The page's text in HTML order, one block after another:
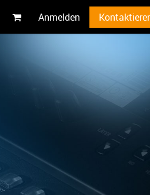
Anmelden